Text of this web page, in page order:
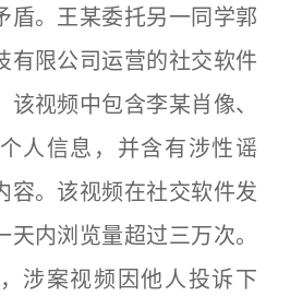
盾。王某委托另一同学郭
有限公司运营的社交软件
视频中包含李某肖像、
人信息，并含有涉性谣
容。该视频在社交软件发
内浏览量超过三万次。
涉案视频因他人投诉下